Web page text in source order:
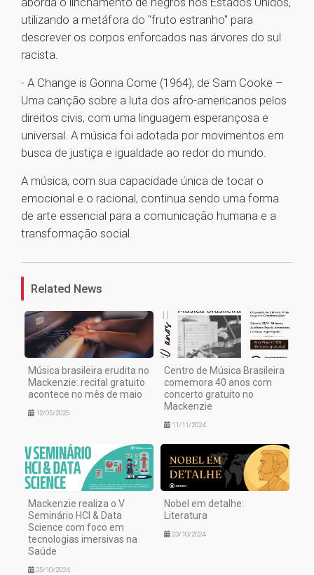
utilizando a metáfora do "fruto estranho" para
descrever os corpos enforcados nas árvores do sul
racista.
- A Change is Gonna Come (1964), de Sam Cooke –
Uma canção sobre a luta dos afro-americanos pelos
direitos civis, com uma linguagem esperançosa e
universal. A música foi adotada por movimentos em
busca de justiça e igualdade ao redor do mundo.
A música, com sua capacidade única de tocar o
emocional e o racional, continua sendo uma forma
de arte essencial para a comunicação humana e a
transformação social.
Related News
Música brasileira erudita no
Mackenzie: recital gratuito
acontece no mês de maio
12/05/2025
Centro de Música Brasileira
comemora 40 anos com
concerto gratuito no
Mackenzie
11/11/2024
Mackenzie realiza o V
Seminário HCI & Data
Science com foco em
tecnologias imersivas na
Saúde
25/10/2024
Nobel em detalhe:
Literatura
23/10/2024